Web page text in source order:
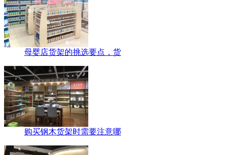
母婴店货架的挑选要点，货
购买钢木货架时需要注意哪